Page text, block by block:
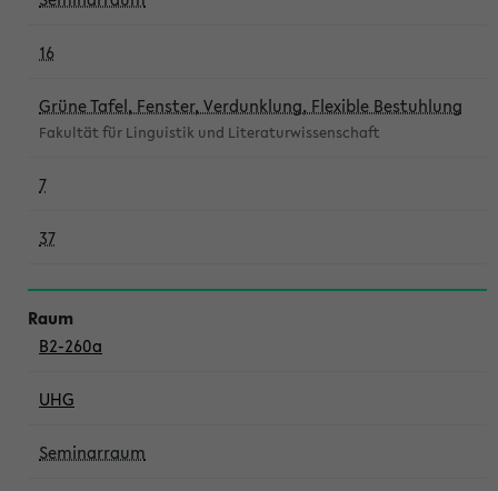
16
Grüne Tafel, Fenster, Verdunklung, Flexible Bestuhlung
Fakultät für Linguistik und Literaturwissenschaft
7
37
B2-260a
UHG
Seminarraum